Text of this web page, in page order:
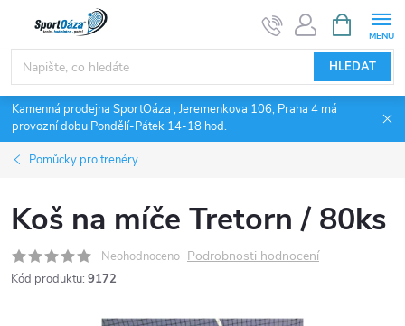
obsah
HLEDAT
NÁKUPNÍ
KOŠÍK
Kamenná prodejna SportOáza , Jeremenkova 106, Praha 4 má
provozní dobu Pondělí-Pátek 14-18 hod.
Pomůcky pro trenéry
Koš na míče Tretorn / 80ks
Neohodnoceno Podrobnosti hodnocení
Kód produktu: 9172